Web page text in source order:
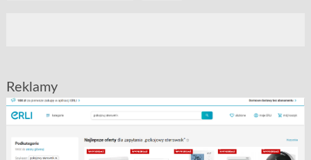
Reklamy